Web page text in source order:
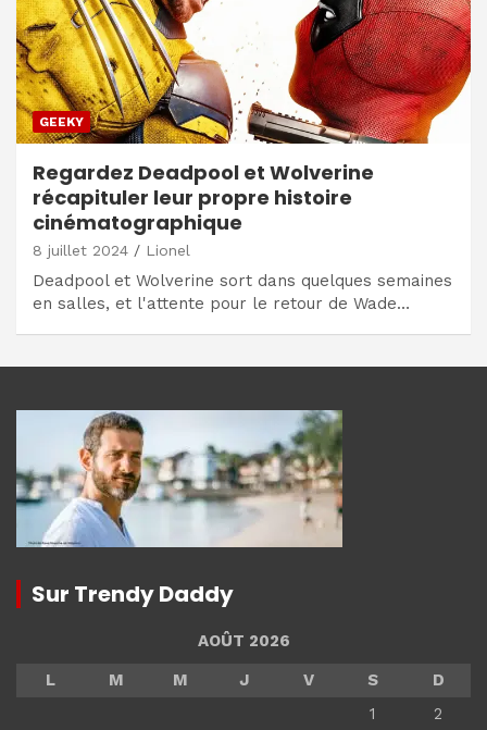
GEEKY
Regardez Deadpool et Wolverine
récapituler leur propre histoire
cinématographique
8 juillet 2024 Lionel
Deadpool et Wolverine sort dans quelques semaines
en salles, et l'attente pour le retour de Wade…
Sur Trendy Daddy
AOÛT 2026
L
M M J V S
D
1
2